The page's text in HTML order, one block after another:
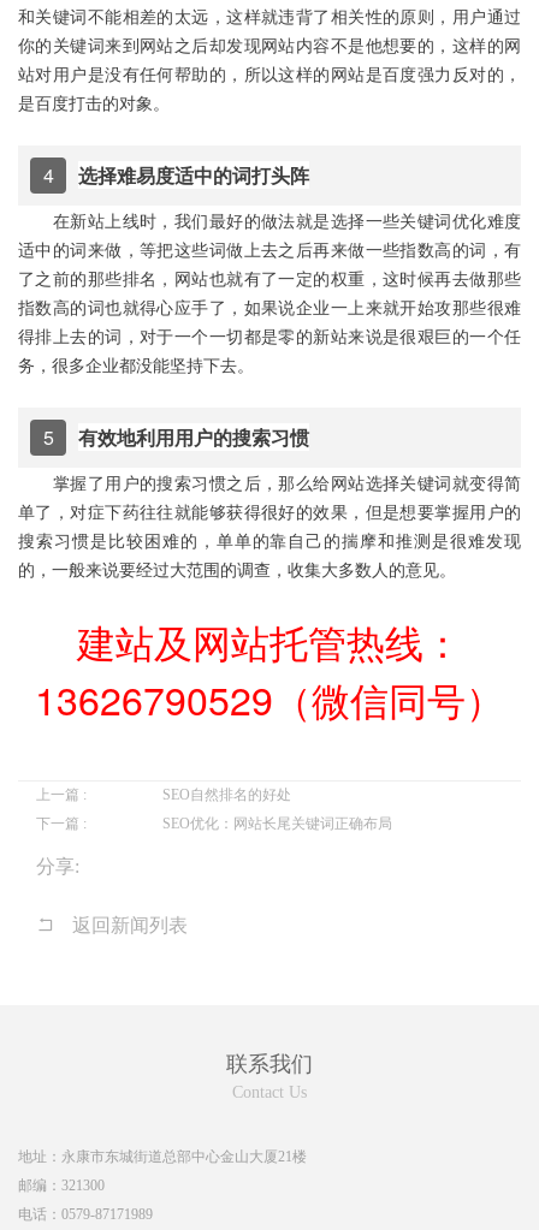
和关键词不能相差的太远，这样就违背了相关性的原则，用户通过
你的关键词来到网站之后却发现网站内容不是他想要的，这样的网
站对用户是没有任何帮助的，所以这样的网站是百度强力反对的，
是百度打击的对象。
4 选择难易度适中的词打头阵
在新站上线时，我们最好的做法就是选择一些关键词优化难度
适中的词来做，等把这些词做上去之后再来做一些指数高的词，有
了之前的那些排名，网站也就有了一定的权重，这时候再去做那些
指数高的词也就得心应手了，如果说企业一上来就开始攻那些很难
得排上去的词，对于一个一切都是零的新站来说是很艰巨的一个任
务，很多企业都没能坚持下去。
5 有效地利用用户的搜索习惯
掌握了用户的搜索习惯之后，那么给网站选择关键词就变得简
单了，对症下药往往就能够获得很好的效果，但是想要掌握用户的
搜索习惯是比较困难的，单单的靠自己的揣摩和推测是很难发现
的，一般来说要经过大范围的调查，收集大多数人的意见。
建站及网站托管热线：
13626790529（微信同号）
上一篇 :
SEO自然排名的好处
下一篇 :
SEO优化：网站长尾关键词正确布局
分享:
返回新闻列表
联系我们
Contact Us
地址： 永康市东城街道总部中心金山大厦21楼
邮编： 321300
电话： 0579-87171989